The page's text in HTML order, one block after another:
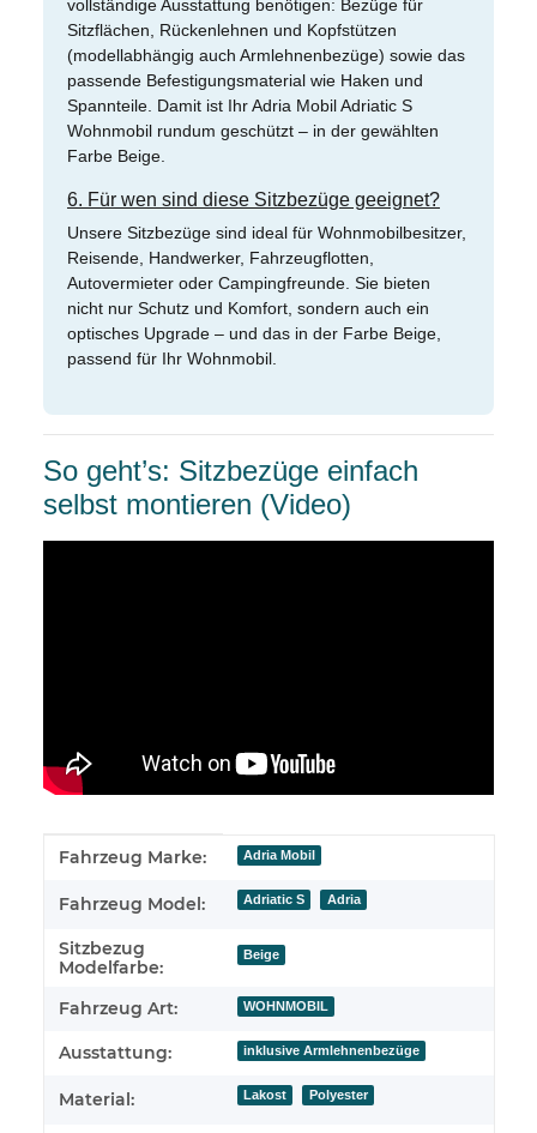
vollständige Ausstattung benötigen: Bezüge für
Sitzflächen, Rückenlehnen und Kopfstützen
(modellabhängig auch Armlehnenbezüge) sowie das
passende Befestigungsmaterial wie Haken und
Spannteile. Damit ist Ihr Adria Mobil Adriatic S
Wohnmobil rundum geschützt – in der gewählten
Farbe Beige.
6. Für wen sind diese Sitzbezüge geeignet?
Unsere Sitzbezüge sind ideal für Wohnmobilbesitzer,
Reisende, Handwerker, Fahrzeugflotten,
Autovermieter oder Campingfreunde. Sie bieten
nicht nur Schutz und Komfort, sondern auch ein
optisches Upgrade – und das in der Farbe Beige,
passend für Ihr Wohnmobil.
So geht’s: Sitzbezüge einfach
selbst montieren (Video)
Produkteigenschaft
Wert
Fahrzeug Marke: Adria Mobil
Fahrzeug Model: Adriatic S Adria
Sitzbezug
Modelfarbe:
Beige
Fahrzeug Art: WOHNMOBIL
Ausstattung: inklusive Armlehnenbezüge
Material: Lakost Polyester